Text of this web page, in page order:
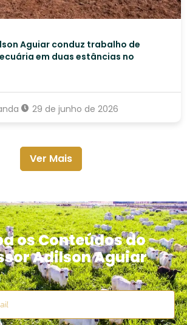
Aguiar conduz trabalho de
em duas estâncias no
29 de junho de 2026
Ver Mais
os Conteúdos do
Adilson Aguiar